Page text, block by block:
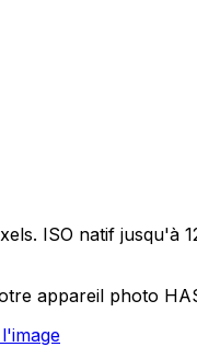
ISO natif jusqu'à
appareil photo